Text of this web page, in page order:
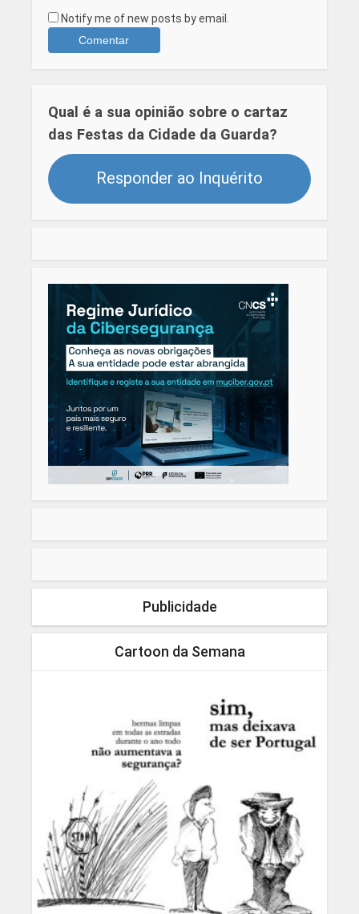
Notify me of new posts by email.
Qual é a sua opinião sobre o cartaz
das Festas da Cidade da Guarda?
Responder ao Inquérito
Publicidade
Cartoon da Semana